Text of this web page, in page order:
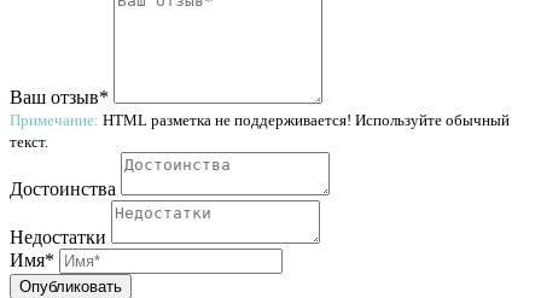
Ваш отзыв*
Примечание: HTML разметка не поддерживается! Используйте обычный
текст.
Достоинства
Недостатки
Имя*
Опубликовать